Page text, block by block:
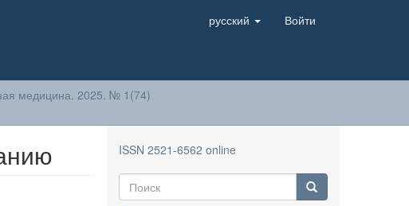
русский Войти
медицина. 2025. № 1(74)
ISSN 2521-6562 online